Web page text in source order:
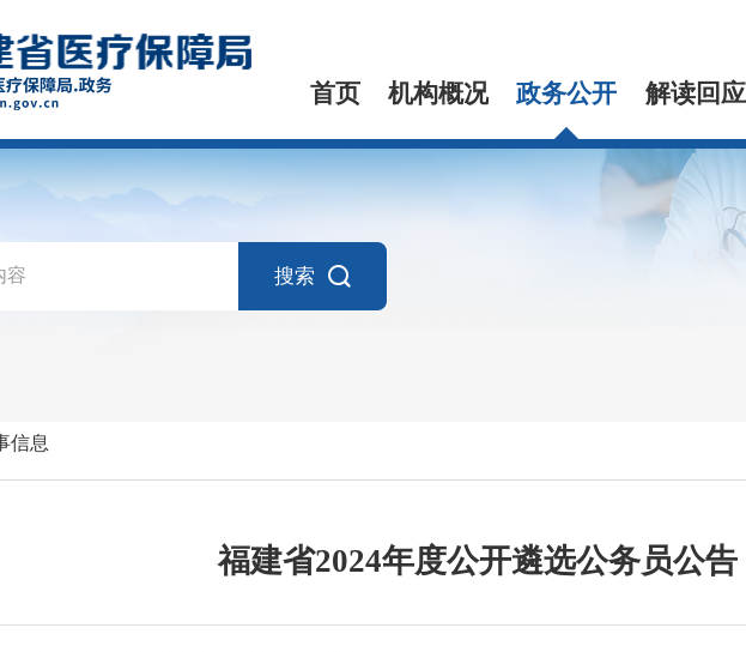
首页 机构概况 政务公开 解读回应
搜索
信息
福建省2024年度公开遴选公务员公告